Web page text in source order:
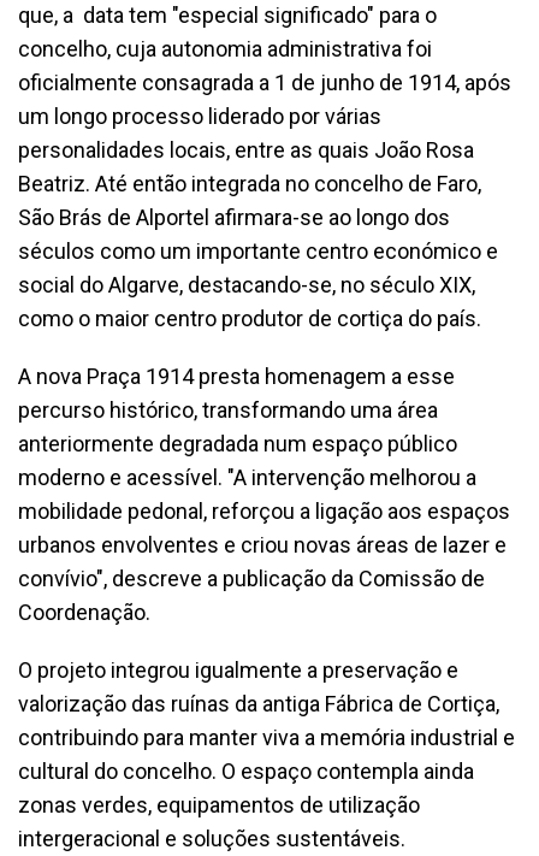
que, a data tem "especial significado" para o
concelho, cuja autonomia administrativa foi
oficialmente consagrada a 1 de junho de 1914, após
um longo processo liderado por várias
personalidades locais, entre as quais João Rosa
Beatriz. Até então integrada no concelho de Faro,
São Brás de Alportel afirmara-se ao longo dos
séculos como um importante centro económico e
social do Algarve, destacando-se, no século XIX,
como o maior centro produtor de cortiça do país.
A nova Praça 1914 presta homenagem a esse
percurso histórico, transformando uma área
anteriormente degradada num espaço público
moderno e acessível. "A intervenção melhorou a
mobilidade pedonal, reforçou a ligação aos espaços
urbanos envolventes e criou novas áreas de lazer e
convívio", descreve a publicação da Comissão de
Coordenação.
O projeto integrou igualmente a preservação e
valorização das ruínas da antiga Fábrica de Cortiça,
contribuindo para manter viva a memória industrial e
cultural do concelho. O espaço contempla ainda
zonas verdes, equipamentos de utilização
intergeracional e soluções sustentáveis.